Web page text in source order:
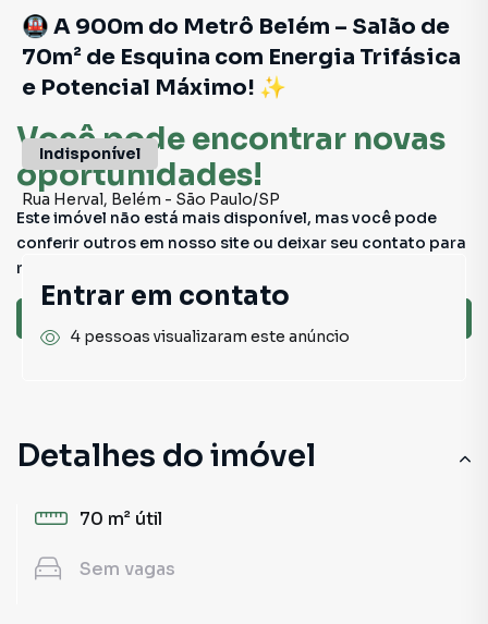
Você pode encontrar novas
oportunidades!
Este imóvel não está mais disponível, mas você pode
conferir outros em nosso site ou deixar seu contato para
receber mais informações.
Detalhes do imóvel
70 m² útil
Sem vagas
🚇 A 900m do Metrô Belém – Salão de
70m² de Esquina com Energia Trifásica
e Potencial Máximo! ✨
Indisponível
Rua Herval, Belém - São Paulo/SP
Entrar em contato
4 pessoas visualizaram este anúncio